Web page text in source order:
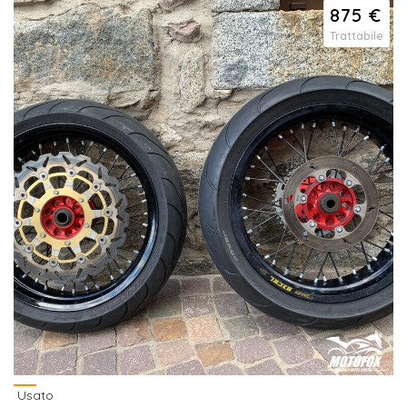
875 €
Trattabile
Usato